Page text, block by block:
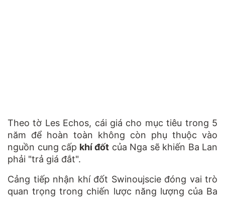
Theo tờ Les Echos, cái giá cho mục tiêu trong 5
năm để hoàn toàn không còn phụ thuộc vào
nguồn cung cấp khí đốt của Nga sẽ khiến Ba Lan
phải "trả giá đắt".
Cảng tiếp nhận khí đốt Swinoujscie đóng vai trò
quan trọng trong chiến lược năng lượng của Ba